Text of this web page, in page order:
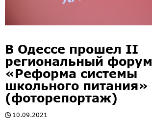
В Одессе прошел II
региональный форум
«Реформа системы
школьного питания»
(фоторепортаж)
10.09.2021